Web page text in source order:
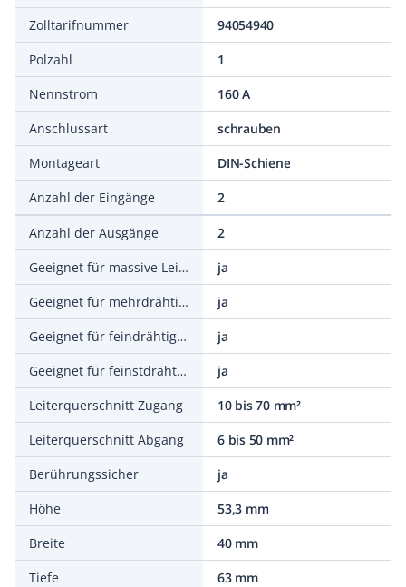
Zolltarifnummer
94054940
Polzahl
1
Nennstrom
160 A
Anschlussart
schrauben
Montageart
DIN-Schiene
Anzahl der Eingänge
2
Anzahl der Ausgänge
2
Geeignet für massive Leiter
ja
Geeignet für mehrdrähtige Leiter
ja
Geeignet für feindrähtige Leiter
ja
Geeignet für feinstdrähtige Leiter
ja
Leiterquerschnitt Zugang
10 bis 70 mm²
Leiterquerschnitt Abgang
6 bis 50 mm²
Berührungssicher
ja
Höhe
53,3 mm
Breite
40 mm
Tiefe
63 mm